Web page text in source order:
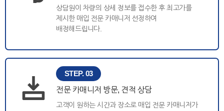
상담원이 차량의 상세 정보를 접수한 후 최고가를
제시한 매입 전문 카매니저 선정하여
배정해드립니다.
STEP. 03
전문 카매니저 방문, 견적 상담
고객이 원하는 시간과 장소로 매입 전문 카매니저가